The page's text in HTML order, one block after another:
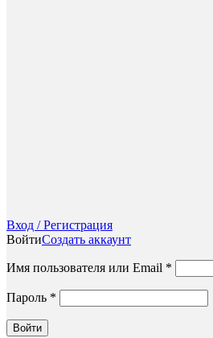
Вход / Регистрация
ВойтиСоздать аккаунт
Имя пользователя или Email *
Пароль *
Войти